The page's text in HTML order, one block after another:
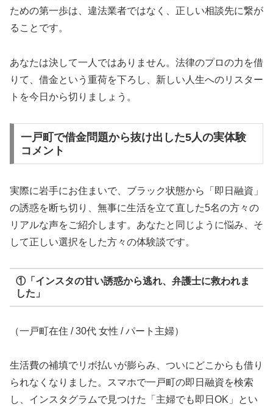
ための第一歩は、違法業者ではなく、正しい相談先に繋が
ることです。
あなたは決して一人ではありません。法律のプロの力を借
りて、借金という重荷を下ろし、新しい人生へのリスター
トを今日から切りましょう。
一戸町で借金問題から抜け出した5人の実体験
コメント
実際に岩手にお住まいで、ブラック状態から「即日融資」
の誘惑を断ち切り、無事に生活を立て直した5名の方々の
リアルな声をご紹介します。あなたと同じように悩み、そ
して正しい選択をした方々の体験談です。
①「インスタの甘い誘惑から逃れ、弁護士に救われま
した」
（一戸町在住 / 30代 女性 / パート主婦）
生活費の補填でリボ払いが膨らみ、ついにどこからも借り
られなくなりました。スマホで一戸町の即日融資を検索
し、インスタグラムで見つけた「主婦でも即日OK」とい